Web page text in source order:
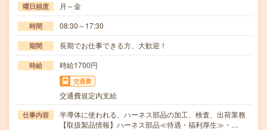
曜日頻度 月～金
時間 08:30～17:30
期間 長期でお仕事できる方、大歓迎！
時給 時給1700円
交通費
交通費規定内支給
仕事内容
半導体に使われる、ハーネス部品の加工、検査、出荷業務
【取扱製品情報】ハーネス部品≪待遇・福利厚生≫・…